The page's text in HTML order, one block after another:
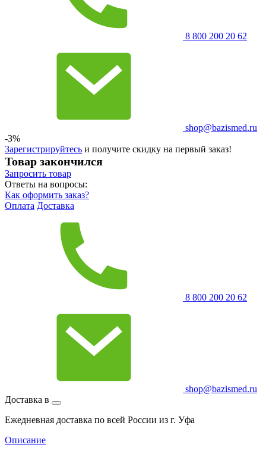
8 800 200 20 62
shop@bazismed.ru
-3%
Зарегистрируйтесь и получите скидку на первый заказ!
Товар закончился
Запросить товар
Ответы на вопросы:
Как оформить заказ?
Оплата Доставка
8 800 200 20 62
shop@bazismed.ru
Доставка в
Ежедневная доставка по всей России из г. Уфа
Описание